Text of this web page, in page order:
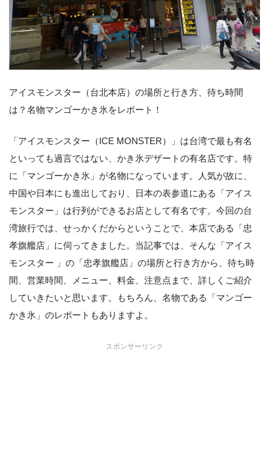
アイスモンスター（台北本店）の場所と行き方、待ち時間
は？名物マンゴーかき氷をレポート！
「アイスモンスター（ICE MONSTER）」は台湾で最も有名
といっても過言ではない、かき氷デザートの有名店です。特
に「マンゴーかき氷」が名物になっています。人気が故に、
中国や日本にも進出しており、日本の表参道にある「アイス
モンスター」は行列ができるお店として有名です。今回の台
湾旅行では、せっかくだからということで、本店である「忠
孝旗艦店」に伺ってきました。当記事では、そんな「アイス
モンスター 」の「忠孝旗艦店」の場所と行き方から、待ち時
間、営業時間、メニュー、料金、注意点まで、詳しくご紹介
していきたいと思います。もちろん、名物である「マンゴー
かき氷」のレポートもありますよ。
スポンサーリンク